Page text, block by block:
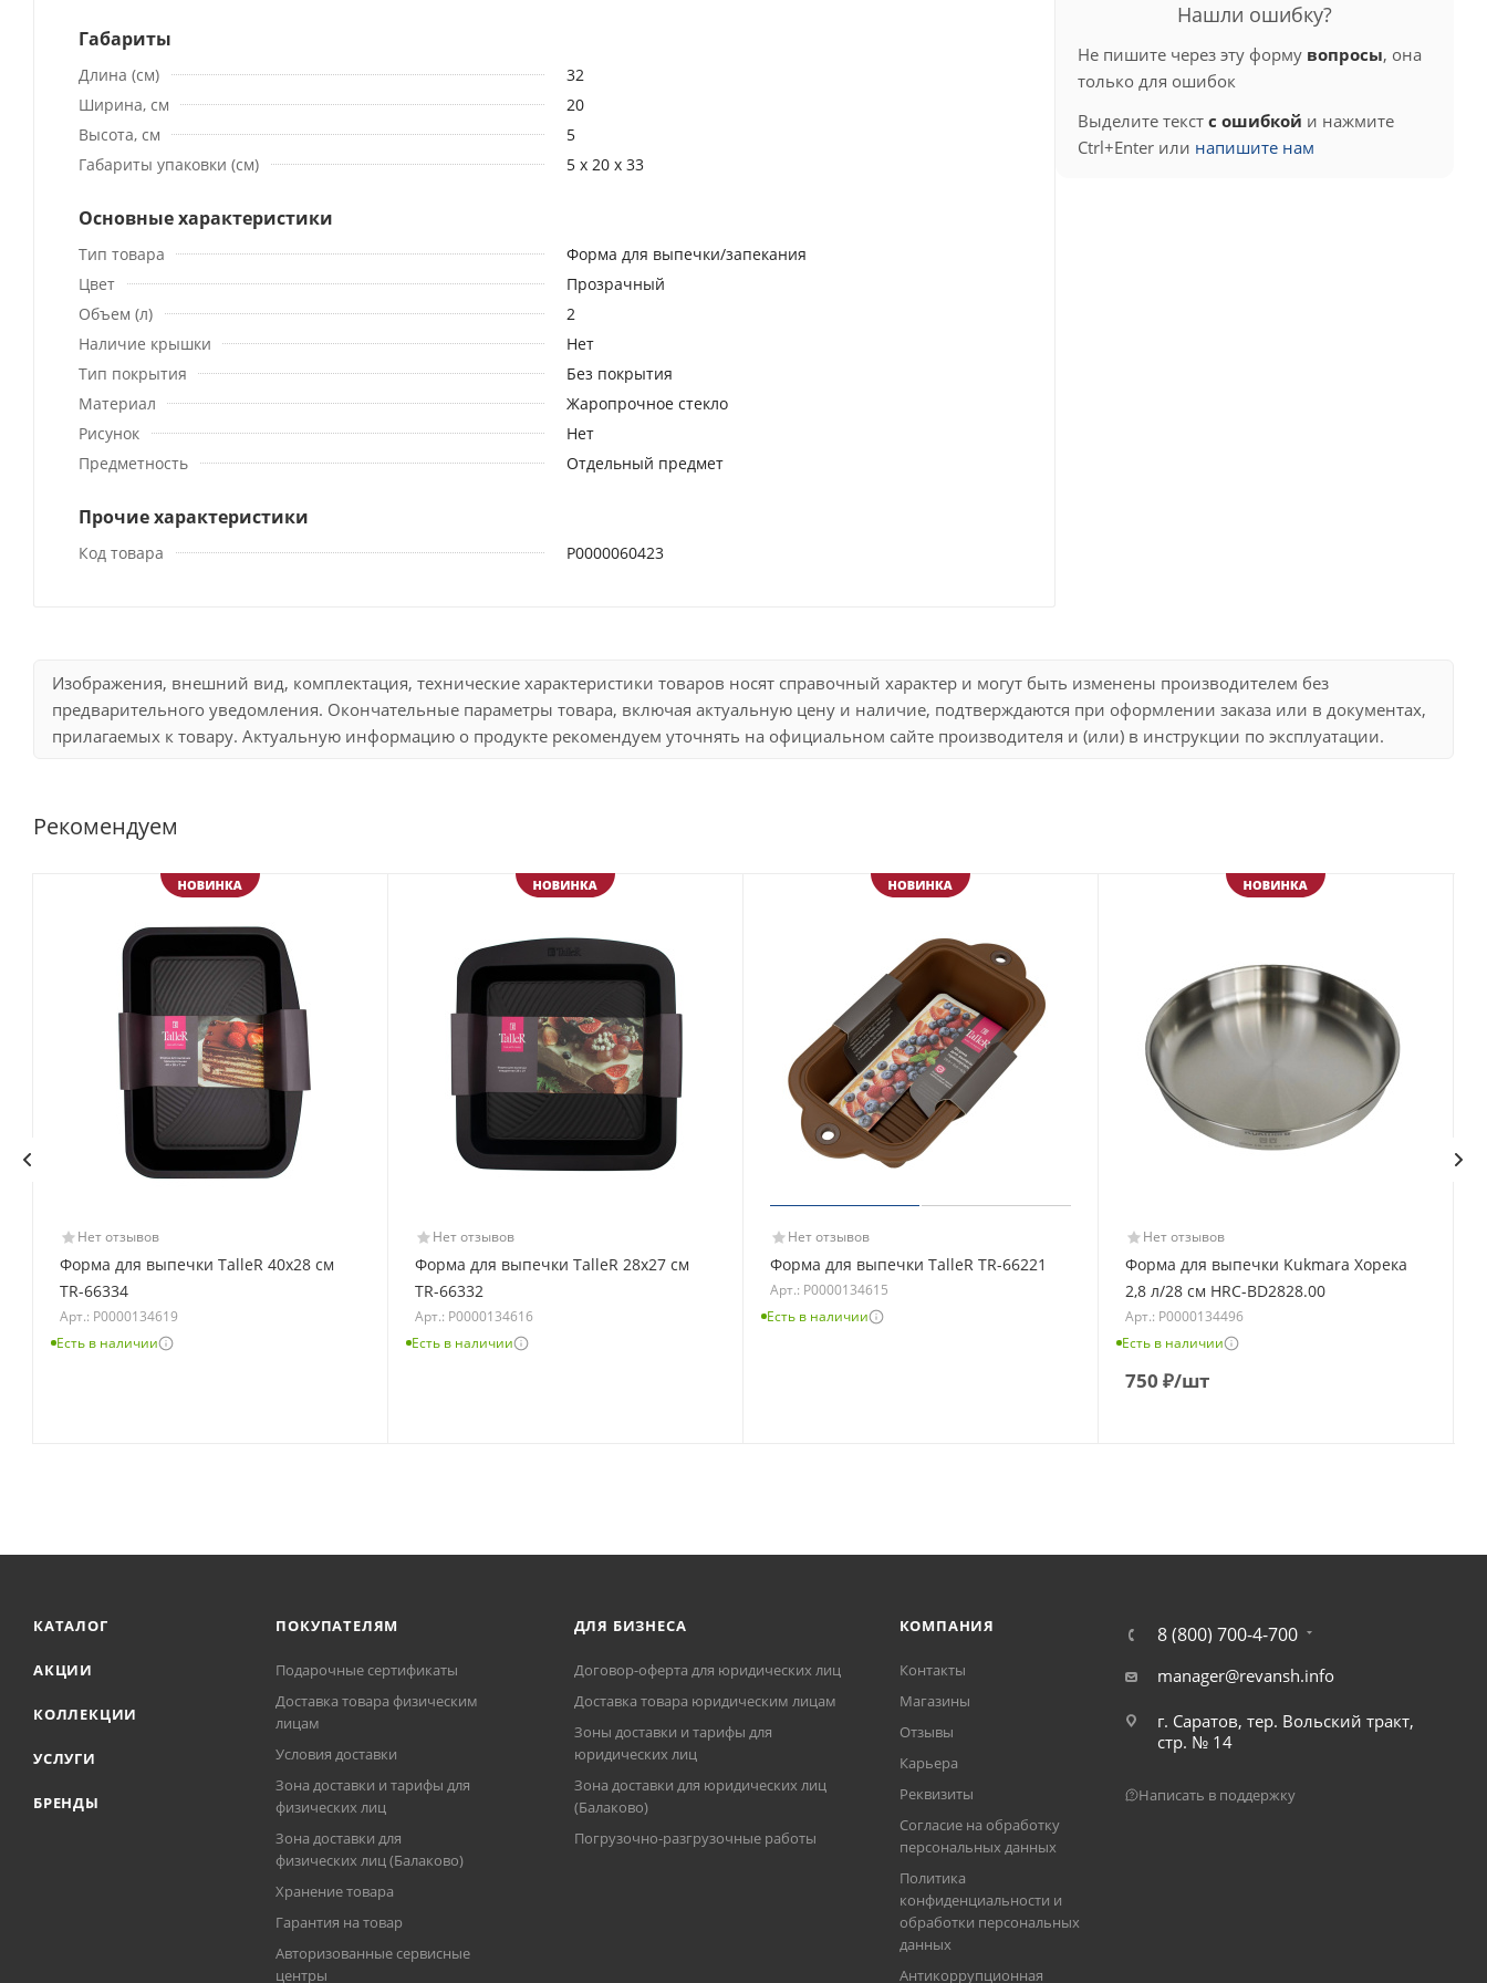
Габариты
Длина (см)
32
Ширина, см
20
Высота, см
5
Габариты упаковки (см)
5 x 20 x 33
Основные характеристики
Тип товара
Форма для выпечки/запекания
Цвет
Прозрачный
Объем (л)
2
Наличие крышки
Нет
Тип покрытия
Без покрытия
Материал
Жаропрочное стекло
Рисунок
Нет
Предметность
Отдельный предмет
Прочие характеристики
Код товара Р0000060423
Нашли ошибку?
Не пишите через эту форму вопросы, она
только для ошибок
Выделите текст с ошибкой и нажмите
Ctrl+Enter или напишите нам
Изображения, внешний вид, комплектация, технические характеристики товаров носят справочный характер и могут быть изменены производителем без
предварительного уведомления. Окончательные параметры товара, включая актуальную цену и наличие, подтверждаются при оформлении заказа или в документах,
прилагаемых к товару. Актуальную информацию о продукте рекомендуем уточнять на официальном сайте производителя и (или) в инструкции по эксплуатации.
Рекомендуем
Нет отзывов
Форма для выпечки TalleR 40х28 см
TR-66334
Арт.: Р0000134619
Есть в наличии
Нет отзывов
Форма для выпечки TalleR 28х27 см
TR-66332
Арт.: Р0000134616
Есть в наличии
Нет отзывов
Форма для выпечки TalleR TR-66221
Арт.: Р0000134615
Есть в наличии
Нет отзывов
Форма для выпечки Kukmara Хорека
2,8 л/28 см HRC-BD2828.00
Арт.: Р0000134496
Есть в наличии
750 ₽/шт
КАТАЛОГ
АКЦИИ
КОЛЛЕКЦИИ
УСЛУГИ
БРЕНДЫ
ПОКУПАТЕЛЯМ
Подарочные сертификаты
Доставка товара физическим
лицам
Условия доставки
Зона доставки и тарифы для
физических лиц
Зона доставки для
физических лиц (Балаково)
Хранение товара
Гарантия на товар
Авторизованные сервисные
центры
ДЛЯ БИЗНЕСА
Договор-оферта для юридических лиц
Доставка товара юридическим лицам
Зоны доставки и тарифы для
юридических лиц
Зона доставки для юридических лиц
(Балаково)
Погрузочно-разгрузочные работы
КОМПАНИЯ
Контакты
Магазины
Отзывы
Карьера
Реквизиты
Согласие на обработку
персональных данных
Политика
конфиденциальности и
обработки персональных
данных
Антикоррупционная
8 (800) 700-4-700
manager@revansh.info
г. Саратов, тер. Вольский тракт,
стр. № 14
Написать в поддержку